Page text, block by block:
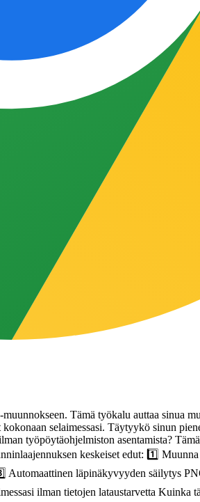
Tämä työkalu auttaa sinua
selaimessasi. Täytyykö sinun
työpöytäohjelmiston asentamista?
keskeiset edut: 1️⃣
läpinäkyvyyden säilytys
ilman tietojen lataustarvetta